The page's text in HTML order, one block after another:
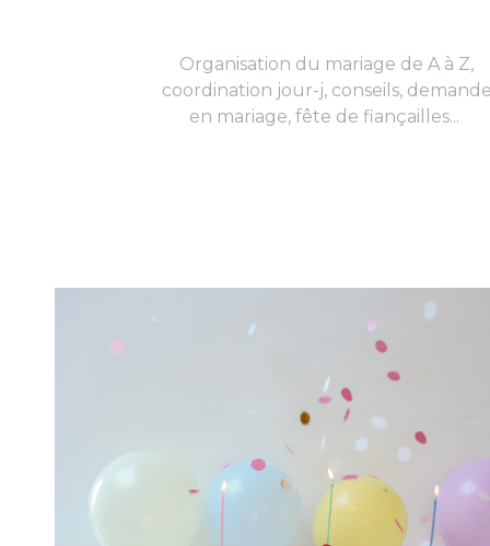
Organisation du mariage de A à Z,
coordination jour-j, conseils,
en mariage, fête de fiançailles...